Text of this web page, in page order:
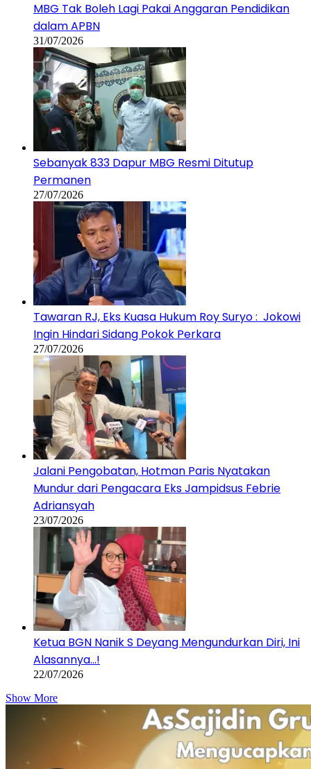
MBG Tak Boleh Lagi Pakai Anggaran Pendidikan
dalam APBN
31/07/2026
Sebanyak 833 Dapur MBG Resmi Ditutup
Permanen
27/07/2026
Tawaran RJ, Eks Kuasa Hukum Roy Suryo : Jokowi
Ingin Hindari Sidang Pokok Perkara
27/07/2026
Jalani Pengobatan, Hotman Paris Nyatakan
Mundur dari Pengacara Eks Jampidsus Febrie
Adriansyah
23/07/2026
Ketua BGN Nanik S Deyang Mengundurkan Diri, Ini
Alasannya…!
22/07/2026
Show More